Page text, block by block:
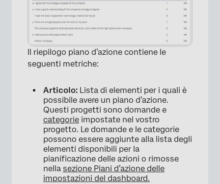
Il riepilogo piano d’azione contiene le
seguenti metriche:
Articolo: Lista di elementi per i quali è
possibile avere un piano d’azione.
Questi progetti sono domande e
categorie impostate nel vostro
progetto. Le domande e le categorie
possono essere aggiunte alla lista degli
elementi disponibili per la
pianificazione delle azioni o rimosse
nella sezione Piani d’azione delle
impostazioni del dashboard.